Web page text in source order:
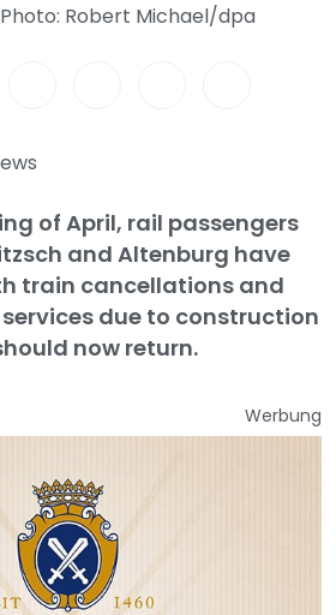
Robert Michael/dpa
of April, rail passengers
and Altenburg have
train cancellations and
due to construction
now return.
Werbung